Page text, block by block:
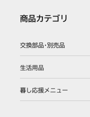
商品カテゴリ
交換部品･別売品
生活用品
暮し応援メニュー